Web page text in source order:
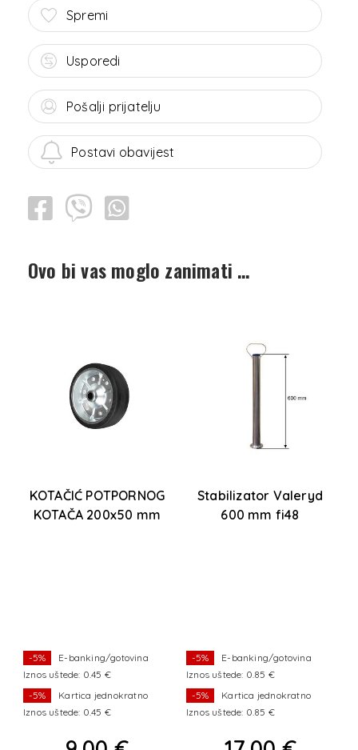
Spremi
Usporedi
Pošalji prijatelju
Postavi obavijest
Ovo bi vas moglo zanimati …
KOTAČIĆ POTPORNOG
KOTAČA 200x50 mm
-5%
E-banking/gotovina
Iznos uštede: 0.45 €
-5%
Kartica jednokratno
Iznos uštede: 0.45 €
Stabilizator Valeryd
600 mm fi48
-5%
E-banking/gotovina
Iznos uštede: 0.85 €
-5%
Kartica jednokratno
Iznos uštede: 0.85 €